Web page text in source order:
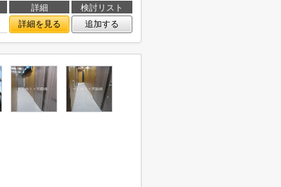
詳細
検討リスト
詳細を見る 追加する